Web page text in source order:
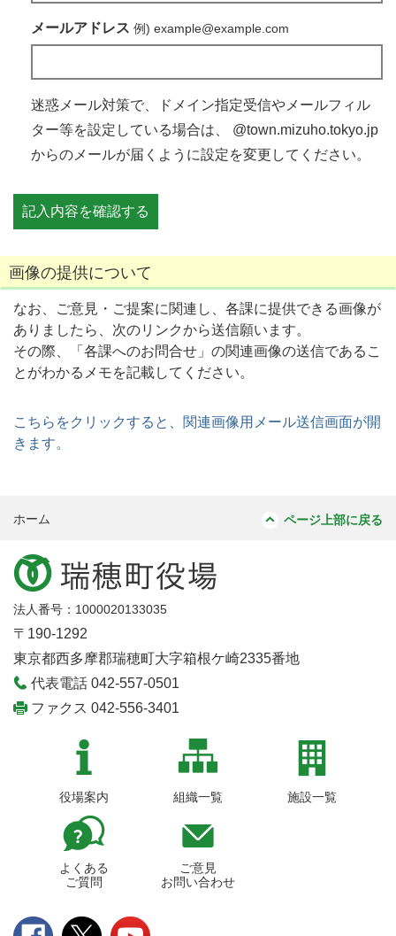
メールアドレス 例) example@example.com
迷惑メール対策で、ドメイン指定受信やメールフィル
ター等を設定している場合は、
@town.mizuho.tokyo.jp
からのメールが届くように設定を変更してください。
画像の提供について
なお、ご意見・ご提案に関連し、各課に提供できる画像が
ありましたら、次のリンクから送信願います。
その際、「各課へのお問合せ」の関連画像の送信であるこ
とがわかるメモを記載してください。
こちらをクリックすると、関連画像用メール送信画面が開
きます。
ホーム ページ上部に戻る
法人番号：1000020133035
〒190-1292
東京都西多摩郡瑞穂町大字箱根ケ崎2335番地
代表電話 042-557-0501
ファクス 042-556-3401
役場案内 組織一覧 施設一覧
よくある
ご質問
ご意見
お問い合わせ